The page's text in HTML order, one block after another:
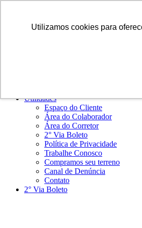
Utilizamos cookies para
Utilidades
Espaço do Cliente
Área do Colaborador
Área do Corretor
2° Via Boleto
Política de Privacidade
Trabalhe Conosco
Compramos seu terreno
Canal de Denúncia
Contato
2° Via Boleto